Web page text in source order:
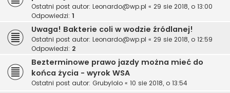
Ostatni post autor: Leonardo@wp.pl « 29 sie 2018, o 13:00
Odpowiedzi: 1
Uwaga! Bakterie coli w wodzie źródlanej!
Ostatni post autor: Leonardo@wp.pl « 29 sie 2018, o 12:59
Odpowiedzi: 2
Bezterminowe prawo jazdy można mieć do
końca życia - wyrok WSA
Ostatni post autor: Grubylolo « 10 sie 2018, o 13:54